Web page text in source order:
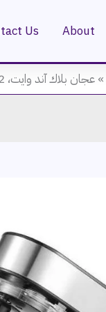
About
Us
» عجان بلاك آند وايت، 12 لتر، 2200 وات – SC-667